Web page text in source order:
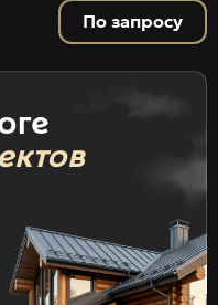
По запросу